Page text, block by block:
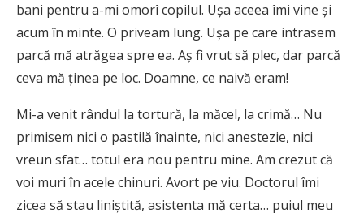
bani pentru a-mi omorî copilul. Uşa aceea îmi vine şi
acum în minte. O priveam lung. Uşa pe care intrasem
parcă mă atrăgea spre ea. Aş fi vrut să plec, dar parcă
ceva mă ţinea pe loc. Doamne, ce naivă eram!
Mi-a venit rândul la tortură, la măcel, la crimă… Nu
primisem nici o pastilă înainte, nici anestezie, nici
vreun sfat… totul era nou pentru mine. Am crezut că
voi muri în acele chinuri. Avort pe viu. Doctorul îmi
zicea să stau liniştită, asistenta mă certa… puiul meu